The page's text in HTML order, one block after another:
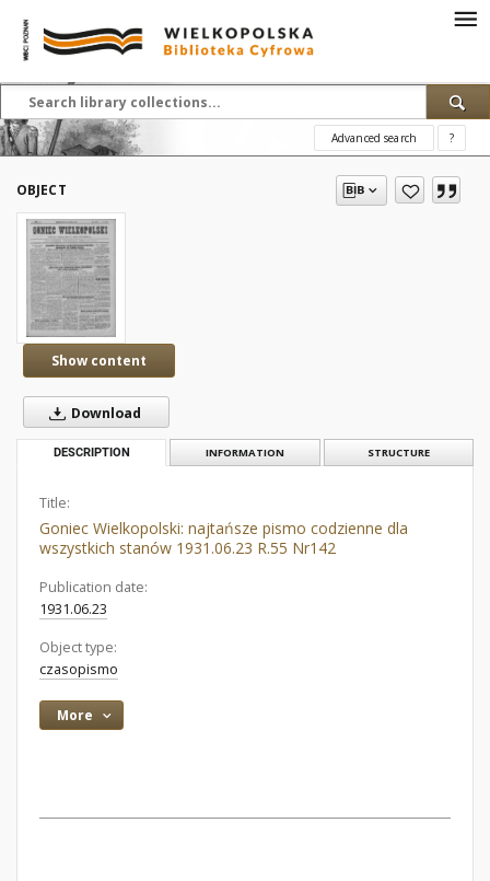
Advanced search ?
OBJECT
Show content
Download
DESCRIPTION INFORMATION STRUCTURE
Title:
Goniec Wielkopolski: najtańsze pismo codzienne dla
wszystkich stanów 1931.06.23 R.55 Nr142
Publication date:
1931.06.23
Object type:
czasopismo
More